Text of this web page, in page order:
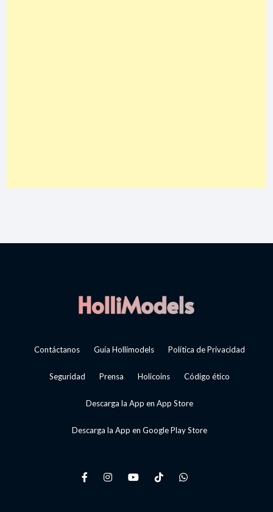
Contáctanos Guía Hollimodels Política de Privacidad
Seguridad Prensa Holicoins Código ético
Descarga la App en App Store
Descarga la App en Google Play Store